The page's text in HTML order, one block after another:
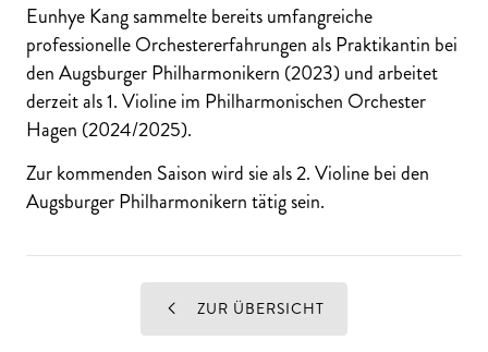
Eunhye Kang sammelte bereits umfangreiche
professionelle Orchestererfahrungen als Praktikantin bei
den Augsburger Philharmonikern (2023) und arbeitet
derzeit als 1. Violine im Philharmonischen Orchester
Hagen (2024/2025).
Zur kommenden Saison wird sie als 2. Violine bei den
Augsburger Philharmonikern tätig sein.
ZUR ÜBERSICHT